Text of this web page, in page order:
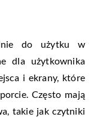
do użytku w
dla użytkownika
i ekrany, które
Często mają
takie jak czytniki